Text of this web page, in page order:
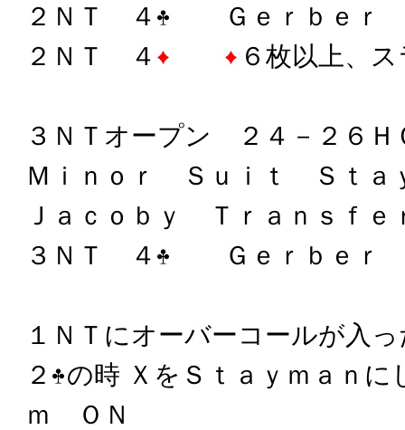
２ＮＴ ４
Ｇｅｒｂｅｒ
２ＮＴ ４
６枚以上、
３ＮＴオープン ２４－２６Ｈ
Ｍｉｎｏｒ Ｓｕｉｔ Ｓｔａ
Ｊａｃｏｂｙ Ｔｒａｎｓｆｅ
３ＮＴ ４
Ｇｅｒｂｅｒ
１ＮＴにオーバーコールが入
２
の時 ＸをＳｔａｙｍａｎに
ｍ ＯＮ